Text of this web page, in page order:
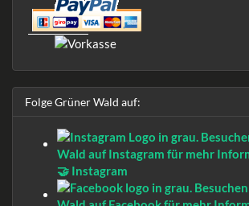
Folge Grüner Wald auf:
🤝 Instagram